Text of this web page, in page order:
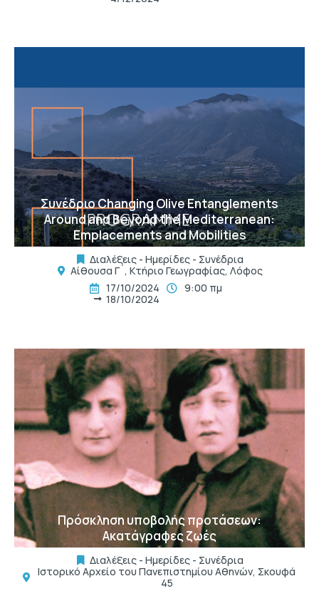
t
Συνέδριο Changing Olive Entanglements
Around and Beyond the Mediterranean:
Emplacements and Mobilities
Διαλέξεις - Ημερίδες - Συνέδρια
Αίθουσα Γ´, Κτήριο Γεωγραφίας, Λόφος
17/10/2024
18/10/2024
9:00 πμ
t
Πρόσκληση υποβολής προτάσεων:
Ακατάγραφες ζωές
Διαλέξεις - Ημερίδες - Συνέδρια
Ιστορικό Αρχείο του Πανεπιστημίου Αθηνών, Σκουφά
45